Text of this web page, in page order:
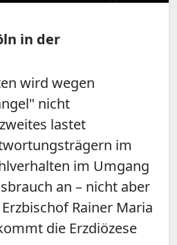
in der
wird wegen
nicht
lastet
im
im Umgang
an – nicht aber
Rainer Maria
die Erzdiözese